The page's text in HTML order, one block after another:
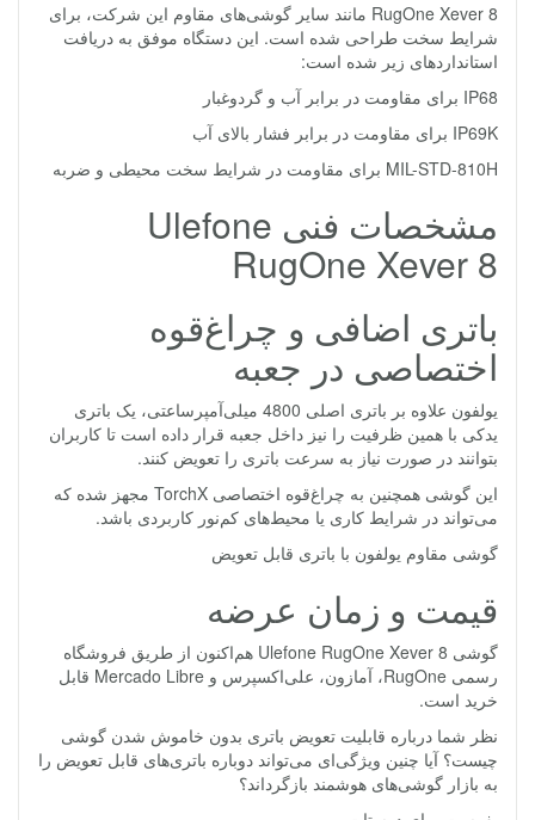
RugOne Xever 8 مانند سایر گوشی‌های مقاوم این شرکت، برای
شرایط سخت طراحی شده است. این دستگاه موفق به دریافت
استانداردهای زیر شده است:
IP68 برای مقاومت در برابر آب و گردوغبار
IP69K برای مقاومت در برابر فشار بالای آب
MIL-STD-810H برای مقاومت در شرایط سخت محیطی و ضربه
مشخصات فنی Ulefone
RugOne Xever 8
باتری اضافی و چراغ‌قوه
اختصاصی در جعبه
یولفون علاوه بر باتری اصلی 4800 میلی‌آمپرساعتی، یک باتری
یدکی با همین ظرفیت را نیز داخل جعبه قرار داده است تا کاربران
بتوانند در صورت نیاز به سرعت باتری را تعویض کنند.
این گوشی همچنین به چراغ‌قوه اختصاصی TorchX مجهز شده که
می‌تواند در شرایط کاری یا محیط‌های کم‌نور کاربردی باشد.
گوشی مقاوم یولفون با باتری قابل تعویض
قیمت و زمان عرضه
گوشی Ulefone RugOne Xever 8 هم‌اکنون از طریق فروشگاه
رسمی RugOne، آمازون، علی‌اکسپرس و Mercado Libre قابل
خرید است.
نظر شما درباره قابلیت تعویض باتری بدون خاموش شدن گوشی
چیست؟ آیا چنین ویژگی‌ای می‌تواند دوباره باتری‌های قابل تعویض را
به بازار گوشی‌های هوشمند بازگرداند؟